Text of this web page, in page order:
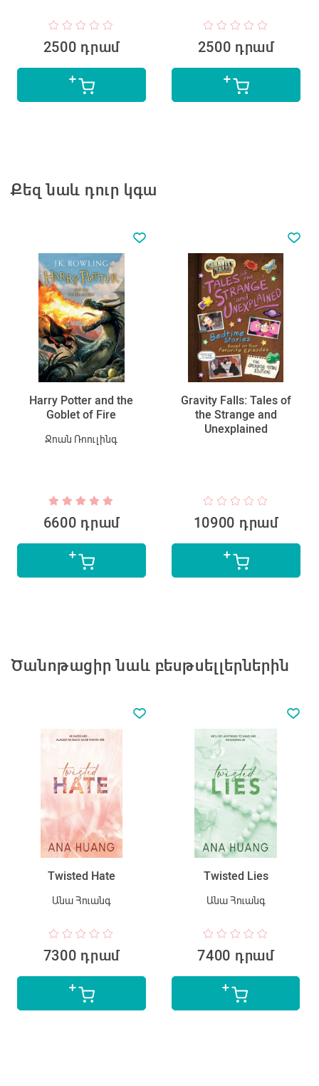
2500 դրամ 2500 դրամ
Քեզ նաև դուր կգա
Harry Potter and the
Goblet of Fire
Ջոան Ռոուլինգ
6600 դրամ
Gravity Falls: Tales of
the Strange and
Unexplained
10900 դրամ
Ծանոթացիր նաև բեսթսելլերներին
Twisted Hate
Անա Հուանգ
7300 դրամ
Twisted Lies
Անա Հուանգ
7400 դրամ